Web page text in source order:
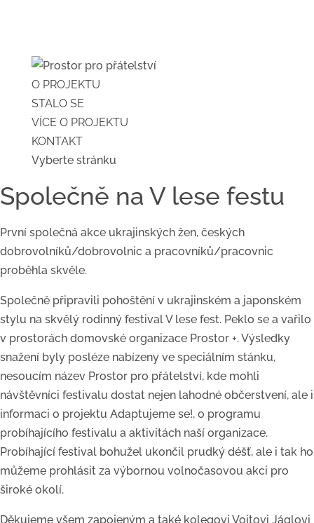
O PROJEKTU
STALO SE
VÍCE O PROJEKTU
KONTAKT
Vyberte stránku
Společně na V lese festu
První společná akce ukrajinských žen, českých
dobrovolníků/dobrovolnic a pracovníků/pracovnic
proběhla skvěle.
Společně připravili pohoštění v ukrajinském a japonském
stylu na skvělý rodinný festival V lese fest. Peklo se a vařilo
v prostorách domovské organizace Prostor +. Výsledky
snažení byly posléze nabízeny ve speciálním stánku,
nesoucím název Prostor pro přátelství, kde mohli
návštěvníci festivalu dostat nejen lahodné občerstvení, ale i
informaci o projektu Adaptujeme se!, o programu
probíhajícího festivalu a aktivitách naší organizace.
Probíhající festival bohužel ukončil prudký déšť, ale i tak ho
můžeme prohlásit za výbornou volnočasovou akci pro
široké okolí.
Děkujeme všem zapojeným a také kolegovi Vojtovi Jáglovi